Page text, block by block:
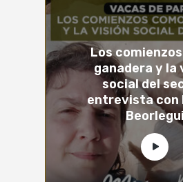
Los
ganadera y la
social del
entrevista con
Beorlegui